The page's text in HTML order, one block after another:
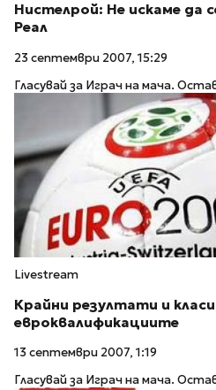
Нистелрой: Не искаме да
Реал
23 септември 2007, 15:29
Гласувай за Играч на мача.
Livestream
Крайни резултати и
евроквалификациите
13 септември 2007, 1:19
Гласувай за Играч на мача.